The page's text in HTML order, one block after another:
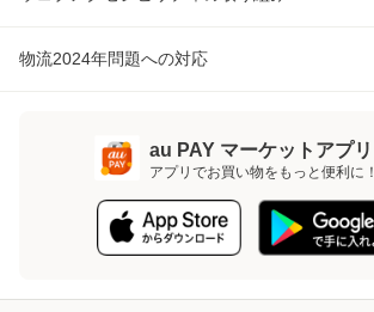
物流2024年問題への対応
au PAY マーケットアプリ
アプリでお買い物をもっと便利に！